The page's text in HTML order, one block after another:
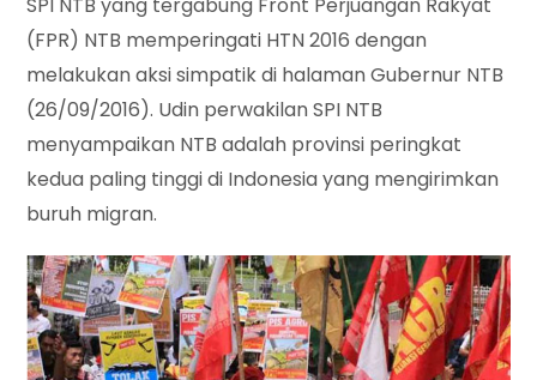
(FPR) NTB memperingati HTN 2016 dengan
melakukan aksi simpatik di halaman Gubernur NTB
(26/09/2016). Udin perwakilan SPI NTB
menyampaikan NTB adalah provinsi peringkat
kedua paling tinggi di Indonesia yang mengirimkan
buruh migran.